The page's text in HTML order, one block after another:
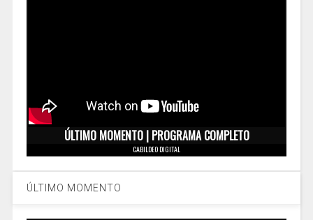
ÚLTIMO MOMENTO | PROGRAMA COMPLETO
CABILDEO DIGITAL
ÚLTIMO MOMENTO